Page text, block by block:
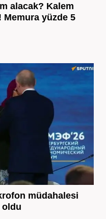
alacak? Kalem
yüzde 5
müdahalesi
oldu